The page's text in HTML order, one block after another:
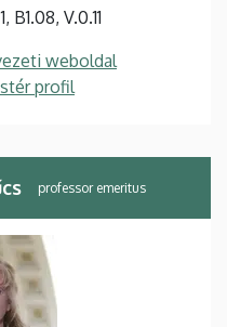
B1.08, V.0.11
weboldal
profil
professor emeritus